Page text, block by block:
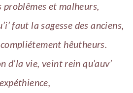
problêmes et malheurs,
faut la sagesse des anciens,
hêutheurs.
d’la vie, veint rein qu’auv’